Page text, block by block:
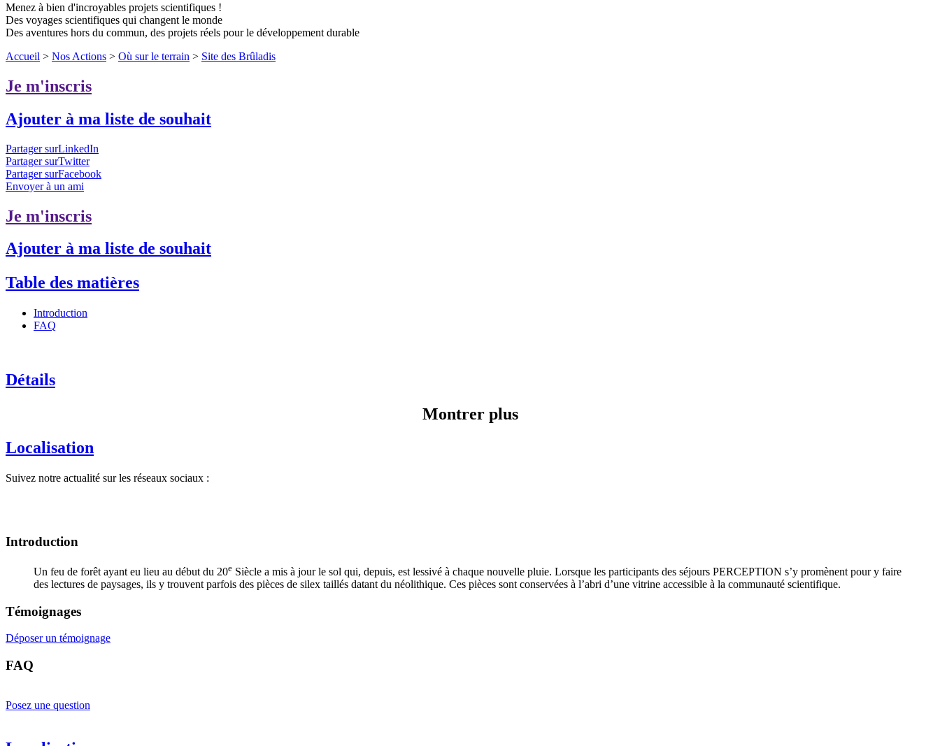
Menez à bien d'incroyables projets scientifiques !
Des voyages scientifiques qui changent le monde
Des aventures hors du commun, des projets réels pour le développement durable
Accueil > Nos Actions > Où sur le terrain > Site des Brûladis
Je m'inscris
Ajouter à ma liste de souhait
Partager surLinkedIn
Partager surTwitter
Partager surFacebook
Envoyer à un ami
Je m'inscris
Ajouter à ma liste de souhait
Table des matières
Introduction
FAQ
Détails
Montrer plus
Localisation
Suivez notre actualité sur les réseaux sociaux :
Introduction
Un feu de forêt ayant eu lieu au début du 20e Siècle a mis à jour le sol qui, depuis, est lessivé à chaque nouvelle pluie. Lorsque les participants des séjours PERCEPTION s’y promènent pour y faire
des lectures de paysages, ils y trouvent parfois des pièces de silex taillés datant du néolithique. Ces pièces sont conservées à l’abri d’une vitrine accessible à la communauté scientifique.
Témoignages
Déposer un témoignage
FAQ
Posez une question